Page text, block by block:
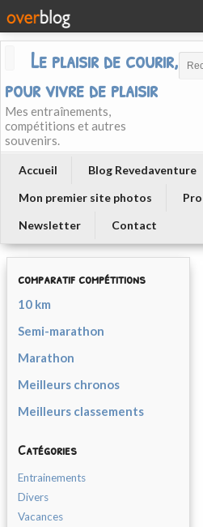
Le plaisir de courir,
pour vivre de plaisir
Mes entraînements,
compétitions et autres
souvenirs.
Accueil
Blog Revedaventure
Mon premier site photos
Newsletter
Contact
comparatif compétitions
10 km
Semi-marathon
Marathon
Meilleurs chronos
Meilleurs classements
Catégories
Entrainements
Divers
Vacances